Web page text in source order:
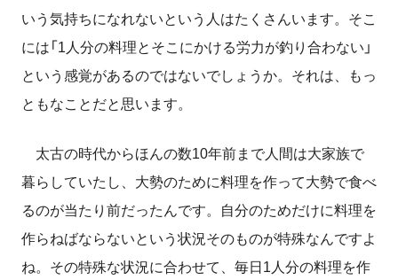
いう気持ちになれないという人はたくさんいます。そこ
には「1人分の料理とそこにかける労力が釣り合わない」
という感覚があるのではないでしょうか。それは、もっ
ともなことだと思います。
太古の時代からほんの数10年前まで人間は大家族で
暮らしていたし、大勢のために料理を作って大勢で食べ
るのが当たり前だったんです。自分のためだけに料理を
作らねばならないという状況そのものが特殊なんですよ
ね。その特殊な状況に合わせて、毎日1人分の料理を作